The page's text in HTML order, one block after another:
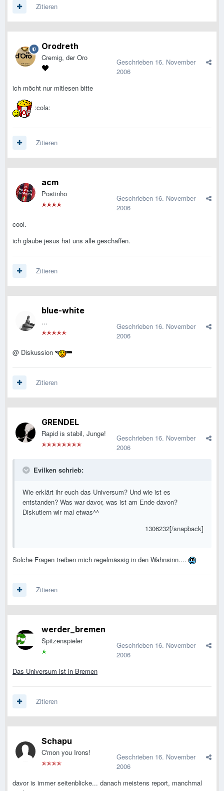
Zitieren
Orodreth
Cremig, der Oro Geschrieben 16. November
2006
ich möcht nur mitlesen bitte
:cola:
Zitieren
acm
Postinho Geschrieben 16. November
2006
cool.
ich glaube jesus hat uns alle geschaffen.
Zitieren
blue-white
... Geschrieben 16. November
2006
@ Diskussion
Zitieren
GRENDEL
Rapid is stabil, Junge! Geschrieben 16. November
2006
Evilken schrieb:
Wie erklärt ihr euch das Universum? Und wie ist es
entstanden? Was war davor, was ist am Ende davon?
Diskutiern wir mal etwas^^
1306232[/snapback]
Solche Fragen treiben mich regelmässig in den Wahnsinn....
Zitieren
werder_bremen
Spitzenspieler Geschrieben 16. November
2006
Das Universum ist in Bremen
Zitieren
Schapu
C'mon you Irons! Geschrieben 16. November
2006
davor is immer seitenblicke... danach meistens report, manchmal